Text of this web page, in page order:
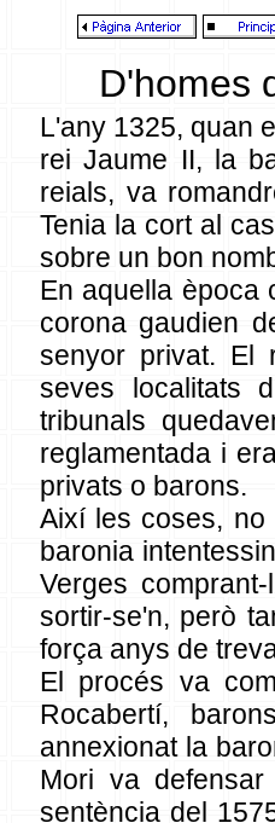
D'homes de
L'any 1325, quan
rei Jaume II, la
reials, va
Tenia la cort al
sobre un bon
En aquella època
corona gaudien
senyor privat. El
seves localitats
tribunals
reglamentada i
privats o barons.
Així les coses,
baronia
Verges
sortir-se'n, però
força anys de
El procés va
Rocabertí,
annexionat la
Mori va
sentència del